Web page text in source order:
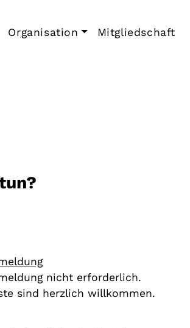
Organisation Mitgliedschaft
nicht erforderlich.
sind herzlich willkommen.